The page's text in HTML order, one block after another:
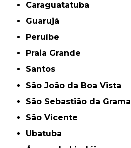
Caraguatatuba
Guarujá
Peruíbe
Praia Grande
Santos
São João da Boa Vista
São Sebastião da Grama
São Vicente
Ubatuba